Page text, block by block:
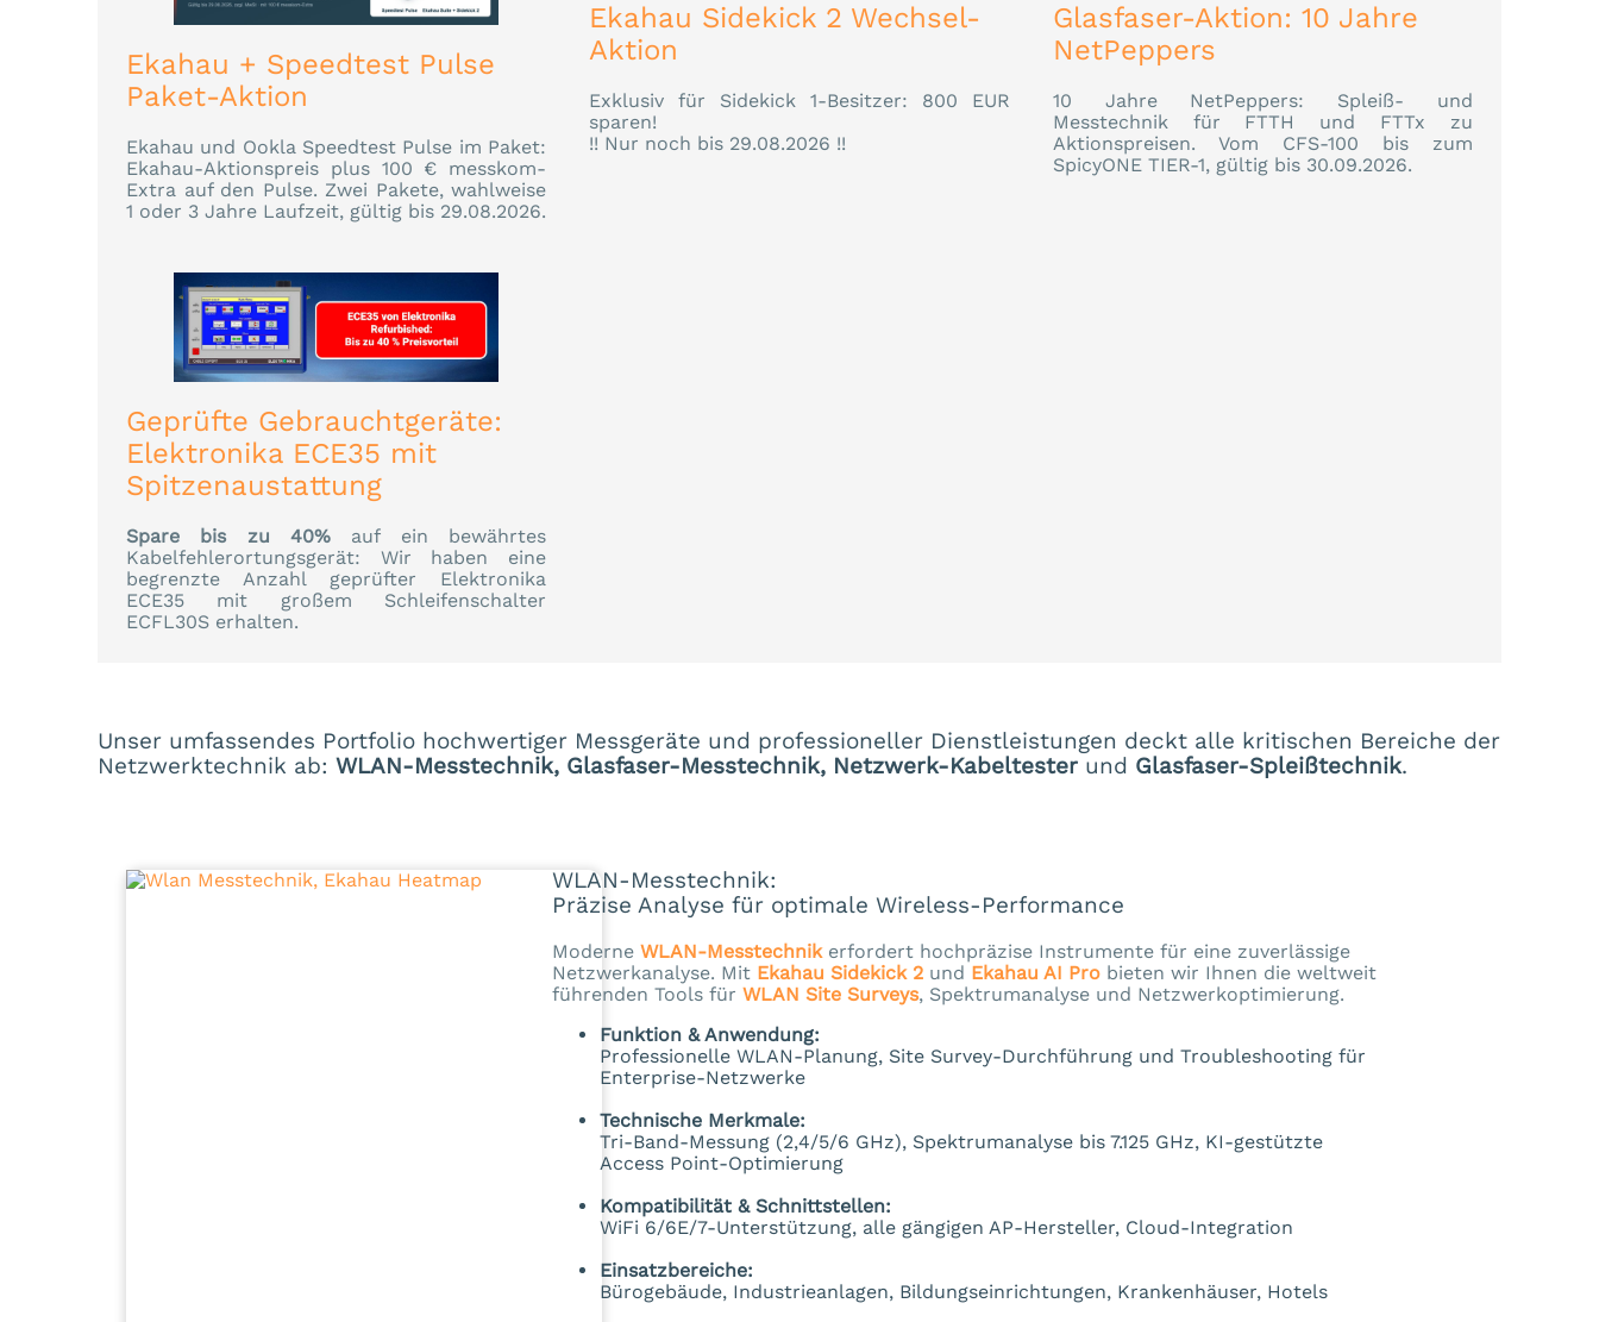
Ekahau + Speedtest Pulse
Paket-Aktion
Ekahau und Ookla Speedtest Pulse im Paket:
Ekahau-Aktionspreis plus 100 € messkom-
Extra auf den Pulse. Zwei Pakete, wahlweise
1 oder 3 Jahre Laufzeit, gültig bis 29.08.2026.
Ekahau Sidekick 2 Wechsel-
Aktion
Exklusiv für Sidekick 1-Besitzer: 800 EUR
sparen!
!! Nur noch bis 29.08.2026 !!
Glasfaser-Aktion: 10 Jahre
NetPeppers
10 Jahre NetPeppers: Spleiß- und
Messtechnik für FTTH und FTTx zu
Aktionspreisen. Vom CFS-100 bis zum
SpicyONE TIER-1, gültig bis 30.09.2026.
Geprüfte Gebrauchtgeräte:
Elektronika ECE35 mit
Spitzenaustattung
Spare bis zu 40% auf ein bewährtes
Kabelfehlerortungsgerät: Wir haben eine
begrenzte Anzahl geprüfter Elektronika
ECE35 mit großem Schleifenschalter
ECFL30S erhalten.
Unser umfassendes Portfolio hochwertiger Messgeräte und professioneller Dienstleistungen deckt alle kritischen Bereiche der
Netzwerktechnik ab: WLAN-Messtechnik, Glasfaser-Messtechnik, Netzwerk-Kabeltester und Glasfaser-Spleißtechnik.
WLAN-Messtechnik:
Präzise Analyse für optimale Wireless-Performance
Moderne WLAN-Messtechnikerfordert hochpräzise Instrumente für eine zuverlässige
Netzwerkanalyse. Mit Ekahau Sidekick 2und Ekahau AI Probieten wir Ihnen die weltweit
führenden Tools für WLAN Site Surveys, Spektrumanalyse und Netzwerkoptimierung.
Funktion & Anwendung:
Professionelle WLAN-Planung, Site Survey-Durchführung und Troubleshooting für
Enterprise-Netzwerke
Technische Merkmale:
Tri-Band-Messung (2,4/5/6 GHz), Spektrumanalyse bis 7.125 GHz, KI-gestützte
Access Point-Optimierung
Kompatibilität & Schnittstellen:
WiFi 6/6E/7-Unterstützung, alle gängigen AP-Hersteller, Cloud-Integration
Einsatzbereiche:
Bürogebäude, Industrieanlagen, Bildungseinrichtungen, Krankenhäuser, Hotels